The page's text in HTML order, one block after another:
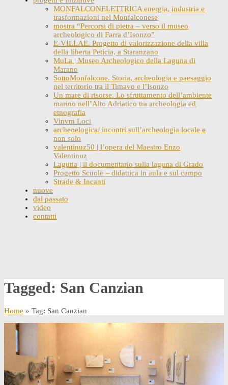
MONFALCONELETTRICA energia, industria e
trasformazioni nel Monfalconese
mostra “Percorsi di pietra – verso il museo
archeologico di Farra d’Isonzo”
E-VILLAE. Progetto di valorizzazione della villa
della liberta Peticia, a Staranzano
MuLa | Museo Archeologico della Laguna di
Marano
SottoMonfalcone. Storia, archeologia e paesaggio
nel territorio tra il Timavo e l’Isonzo
Un mare di risorse. Lo sfruttamento dell’ambiente
marino nell’Alto Adriatico tra archeologia ed
etnografia
Vinvm Loci
archeoelogica/ incontri sull’archeologia locale e
non solo
valentinuz50 | l’opera del Maestro Enzo
Valentinuz
Laguna | il documentario sulla laguna di Grado
Progetto Scuole – didattica in aula e sul campo
Strade & Incanti
nuove
dal passato
video
contatti
Tagged: San Canzian
Home » Tag: San Canzian